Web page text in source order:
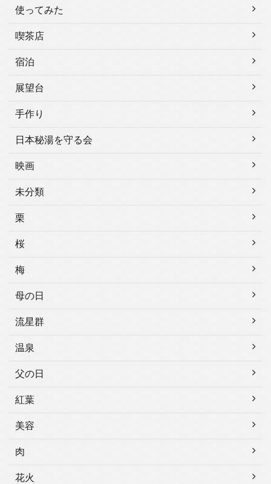
使ってみた
喫茶店
宿泊
展望台
手作り
日本秘湯を守る会
映画
未分類
栗
桜
梅
母の日
流星群
温泉
父の日
紅葉
美容
肉
花火